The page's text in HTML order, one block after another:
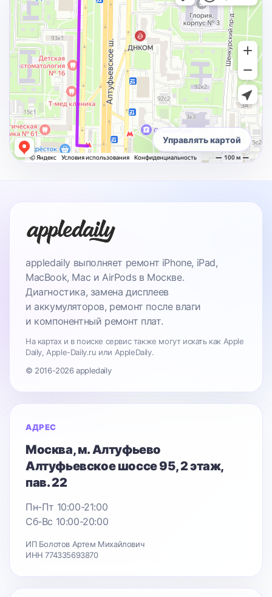
Управлять картой
appledaily выполняет ремонт iPhone, iPad,
MacBook, Mac и AirPods в Москве.
Диагностика, замена дисплеев
и аккумуляторов, ремонт после влаги
и компонентный ремонт плат.
На картах и в поиске сервис также могут искать как Apple
Daily, Apple-Daily.ru или AppleDaily.
© 2016-2026 appledaily
АДРЕС
Москва, м. Алтуфьево
Алтуфьевское шоссе 95, 2 этаж,
пав. 22
Пн-Пт 10:00-21:00
Сб-Вс 10:00-20:00
ИП Болотов Артем Михайлович
ИНН 774335693870